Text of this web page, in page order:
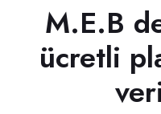
M.E.B
ücretli